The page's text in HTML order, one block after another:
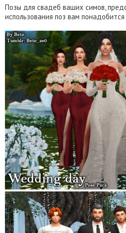
Позы для свадеб ваших симов,
использования поз вам